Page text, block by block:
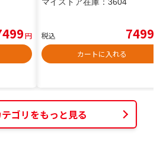
円
税込 7499
カートに入れる
ゴリをもっと見る